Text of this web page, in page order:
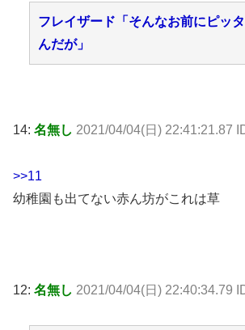
フレイザード「そんなお前にピッ
んだが」
14: 名無し 2021/04/04(日) 22:41:21.87
>>11
幼稚園も出てない赤ん坊がこれは草
12: 名無し 2021/04/04(日) 22:40:34.79